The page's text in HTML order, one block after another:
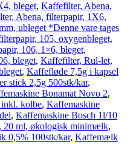
bleget, Kaffefilter, Abena,
Abena, filterpapir, 1X6,
ubleget *Denne vare tages
105, oxygenbleget,
106, 1×6, bleget,
bleget, Kaffefilter, Rul-let,
, Kaffefløde 7,5g i kapsel
stick 2,5g 500stk/kar,
Bonamat Novo 2,
kolbe, Kaffemaskine
, Kaffemaskine Bosch 1l/10
ml, økologisk minimælk,
0,5% 100stk/kar, Kaffemælk